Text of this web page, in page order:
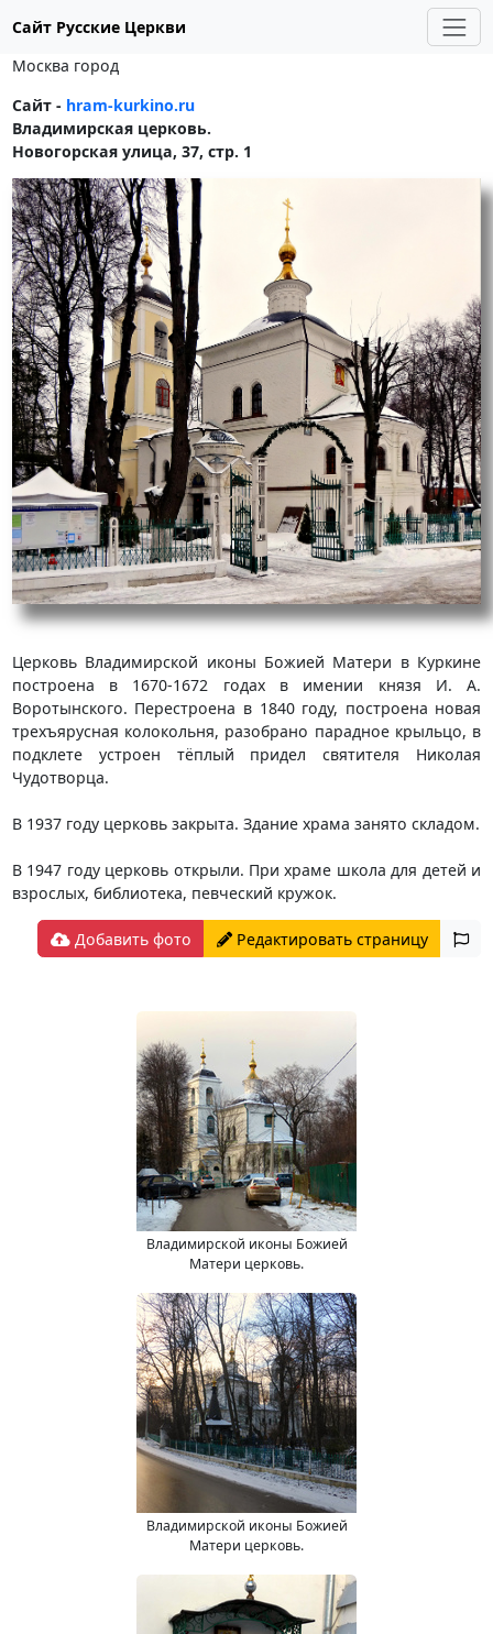
Сайт Русские Церкви
Москва город
Сайт - hram-kurkino.ru
Владимирская церковь.
Новогорская улица, 37, стр. 1
Церковь Владимирской иконы Божией Матери в Куркине
построена в 1670-1672 годах в имении князя И. А.
Воротынского. Перестроена в 1840 году, построена новая
трехъярусная колокольня, разобрано парадное крыльцо, в
подклете устроен тёплый придел святителя Николая
Чудотворца.
В 1937 году церковь закрыта. Здание храма занято складом.
В 1947 году церковь открыли. При храме школа для детей и
взрослых, библиотека, певческий кружок.
Добавить фото Редактировать страницу
Владимирской иконы Божией
Матери церковь.
Владимирской иконы Божией
Матери церковь.